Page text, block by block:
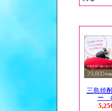
三島焼
ー